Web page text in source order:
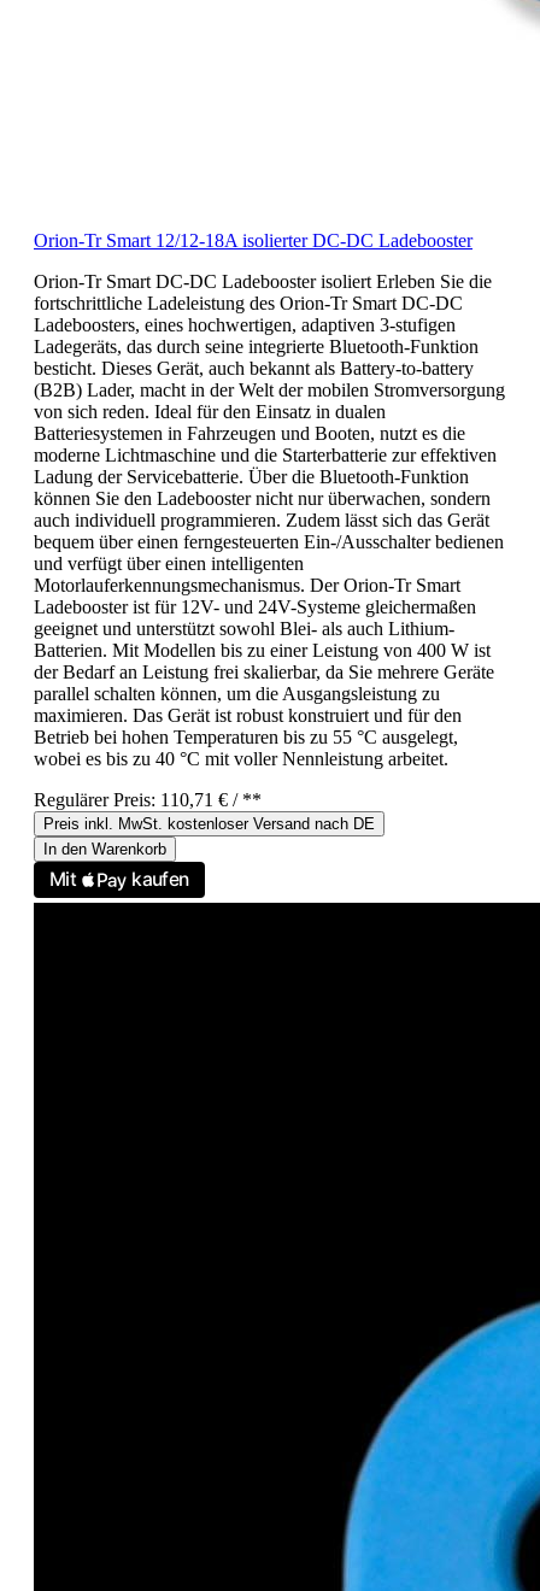
Orion-Tr Smart 12/12-18A isolierter DC-DC Ladebooster
Orion-Tr Smart DC-DC Ladebooster isoliert Erleben Sie die
fortschrittliche Ladeleistung des Orion-Tr Smart DC-DC
Ladeboosters, eines hochwertigen, adaptiven 3-stufigen
Ladegeräts, das durch seine integrierte Bluetooth-Funktion
besticht. Dieses Gerät, auch bekannt als Battery-to-battery
(B2B) Lader, macht in der Welt der mobilen Stromversorgung
von sich reden. Ideal für den Einsatz in dualen
Batteriesystemen in Fahrzeugen und Booten, nutzt es die
moderne Lichtmaschine und die Starterbatterie zur effektiven
Ladung der Servicebatterie. Über die Bluetooth-Funktion
können Sie den Ladebooster nicht nur überwachen, sondern
auch individuell programmieren. Zudem lässt sich das Gerät
bequem über einen ferngesteuerten Ein-/Ausschalter bedienen
und verfügt über einen intelligenten
Motorlauferkennungsmechanismus. Der Orion-Tr Smart
Ladebooster ist für 12V- und 24V-Systeme gleichermaßen
geeignet und unterstützt sowohl Blei- als auch Lithium-
Batterien. Mit Modellen bis zu einer Leistung von 400 W ist
der Bedarf an Leistung frei skalierbar, da Sie mehrere Geräte
parallel schalten können, um die Ausgangsleistung zu
maximieren. Das Gerät ist robust konstruiert und für den
Betrieb bei hohen Temperaturen bis zu 55 °C ausgelegt,
wobei es bis zu 40 °C mit voller Nennleistung arbeitet.
Regulärer Preis: 110,71 € / **
Preis inkl. MwSt. kostenloser Versand nach DE
In den Warenkorb